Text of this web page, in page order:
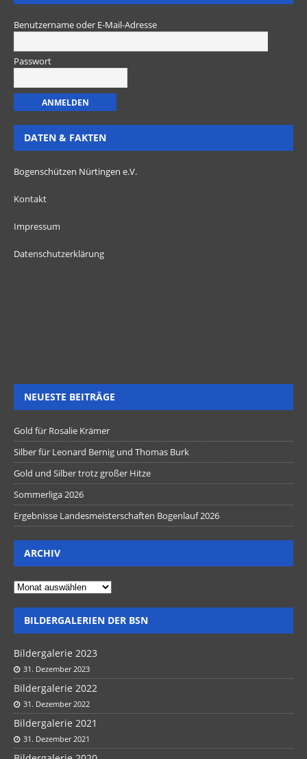
Benutzername oder E-Mail-Adresse
Passwort
DATEN & FAKTEN
Bogenschützen Nürtingen e.V.
Kontakt
Impressum
Datenschutzerklärung
NEUESTE BEITRÄGE
Gold für Rosalie Krämer
Silber für Leonard Bernig und Thomas Burk
Gold und Silber trotz großer Hitze
Sommerliga 2026
Ergebnisse Landesmeisterschaften Bogenlauf 2026
ARCHIV
BILDERGALERIEN DER BSN
Bildergalerie 2023
31. Dezember 2023
Bildergalerie 2022
31. Dezember 2022
Bildergalerie 2021
31. Dezember 2021